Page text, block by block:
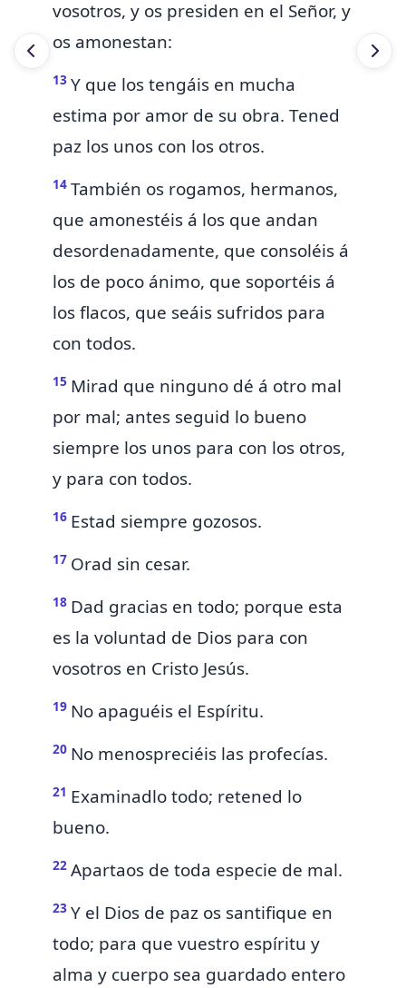
vosotros, y os presiden en el Señor, y
os amonestan:
13 Y que los tengáis en mucha
estima por amor de su obra. Tened
paz los unos con los otros.
14 También os rogamos, hermanos,
que amonestéis á los que andan
desordenadamente, que consoléis á
los de poco ánimo, que soportéis á
los flacos, que seáis sufridos para
con todos.
15 Mirad que ninguno dé á otro mal
por mal; antes seguid lo bueno
siempre los unos para con los otros,
y para con todos.
16 Estad siempre gozosos.
17 Orad sin cesar.
18 Dad gracias en todo; porque esta
es la voluntad de Dios para con
vosotros en Cristo Jesús.
19 No apaguéis el Espíritu.
20 No menospreciéis las profecías.
21 Examinadlotodo; retened lo
bueno.
22 Apartaos de toda especie de mal.
23 Y el Dios de paz os santifique en
todo; para que vuestro espíritu y
alma y cuerpo sea guardado entero